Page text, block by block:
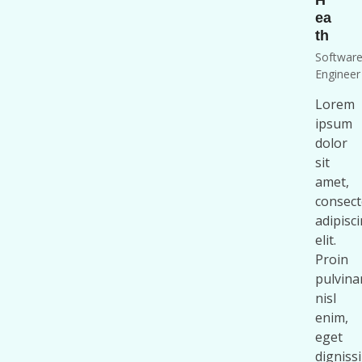
ea
th
Engineer
Lorem
ipsum
dolor
sit
amet,
elit.
Proin
nisl
enim,
eget